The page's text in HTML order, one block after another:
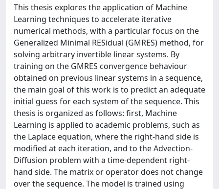
This thesis explores the application of Machine
Learning techniques to accelerate iterative
numerical methods, with a particular focus on the
Generalized Minimal RESidual (GMRES) method, for
solving arbitrary invertible linear systems. By
training on the GMRES convergence behaviour
obtained on previous linear systems in a sequence,
the main goal of this work is to predict an adequate
initial guess for each system of the sequence. This
thesis is organized as follows: first, Machine
Learning is applied to academic problems, such as
the Laplace equation, where the right-hand side is
modified at each iteration, and to the Advection-
Diffusion problem with a time-dependent right-
hand side. The matrix or operator does not change
over the sequence. The model is trained using